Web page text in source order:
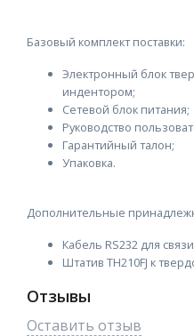
Базовый комплект поставки:
Электронный блок
индентором;
Сетевой блок питания;
Руководство
Гарантийный талон;
Упаковка.
Дополнительные
Кабель RS232 для
Штатив TH210FJ к
Отзывы
Оставить отзыв